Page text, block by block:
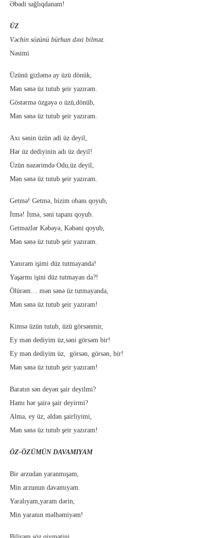
Əbədi sağlıqdanam!
ÜZ
Vəchin sözünü bürhan dəxi bilməz.
Nəsimi
Üzünü gizləmə ay üzü dönük,
Mən sənə üz tutub şeir yazıram.
Göstərmə özgəyə o üzü,dönüb,
Mən sənə üz tutub şeir yazıram.
Axı sənin üzün adi üz deyil,
Hər üz dediyinin adı üz deyil!
Üzün nəzərimdə Odu,üz deyil,
Mən sənə üz tutub şeir yazıram.
Getmə! Getmə, bizim obanı qoyub,
İtmə! İtmə, səni tapanı qoyub.
Getməzlər Kəbəyə, Kəbəni qoyub,
Mən sənə üz tutub şeir yazıram.
Yanıram işimi düz tutmayanda!
Yaşarmı işini düz tutmayan da?!
Ölürəm… mən sənə üz tutmayanda,
Mən sənə üz tutub şeir yazıram!
Kimsə üzün tutub, üzü görsənmir,
Ey mən dediyim üz,səni görsəm bir!
Ey mən dediyim üz, görsən, görsən, bir!
Mən sənə üz tutub şeir yazıram!
Baratın sən deyən şair deyilmi?
Hamı hər şairə şair deyirmi?
Alma, ey üz, əldən şairliyimi,
Mən sənə üz tutub şeir yazıram!
ÖZ-ÖZÜMÜN DAVAMIYAM
Bir arzudan yaranmışam,
Min arzunun davamıyam.
Yaralıyam,yaram dərin,
Min yaranın məlhəmiyəm!